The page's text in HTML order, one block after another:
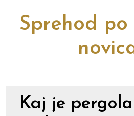
Sprehod po
Kaj je